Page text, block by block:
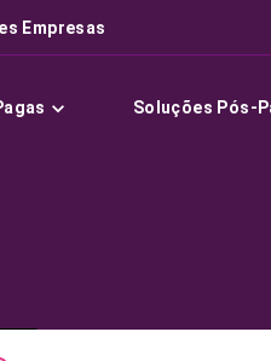
Empresas
Soluções Pós-